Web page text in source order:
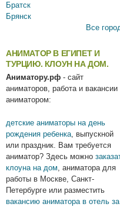
Братск
Брянск
Все
АНИМАТОР В ЕГИПЕТ И
ТУРЦИЮ. КЛОУН НА ДОМ.
Аниматору.рф - сайт
аниматоров, работа и вакансии
аниматором:
детские аниматоры на день
рождения ребенка , выпускной
или праздник. Вам требуется
аниматор? Здесь можно
клоуна на дом , аниматора для
работы в Москве, Санкт-
Петербурге или разместить
вакансию аниматора в отель за